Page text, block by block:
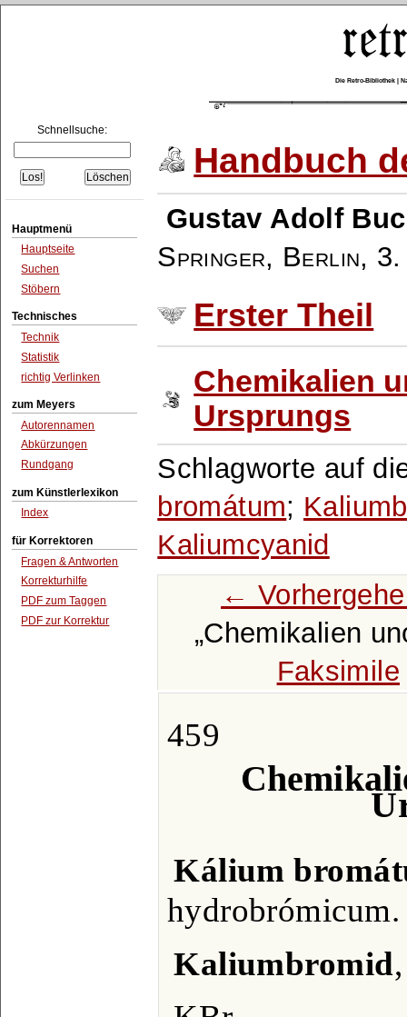
Die Retro-Bibliothek |
Schnellsuche:
Hauptmenü
Hauptseite
Suchen
Stöbern
Technisches
Technik
Statistik
richtig Verlinken
zum Meyers
Autorennamen
Abkürzungen
Rundgang
zum Künstlerlexikon
Index
für Korrektoren
Fragen & Antworten
Korrekturhilfe
PDF zum Taggen
PDF zur Korrektur
Handbuch
Gustav Adolf
Springer, Berlin,
Erster Theil
Chemikalien
Ursprungs
Schlagworte auf
bromátum;
Kaliumcyanid
←
Chemikalien
Faksimile
459
Kálium
hydrobrómicum.
Kaliumbromid